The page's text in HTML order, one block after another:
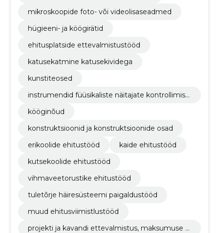
mikroskoopide foto- või videolisaseadmed
hügieeni- ja köögirätid
ehitusplatside ettevalmistustööd
katusekatmine katusekividega
kunstiteosed
instrumendid füüsikaliste näitajate kontrollimise
kööginõud
konstruktsioonid ja konstruktsioonide osad
erikoolide ehitustööd
kaide ehitustööd
kutsekoolide ehitustööd
vihmaveetorustike ehitustööd
tuletõrje häiresüsteemi paigaldustööd
muud ehitusviimistlustööd
projekti ja kavandi ettevalmistus, maksumuse hi